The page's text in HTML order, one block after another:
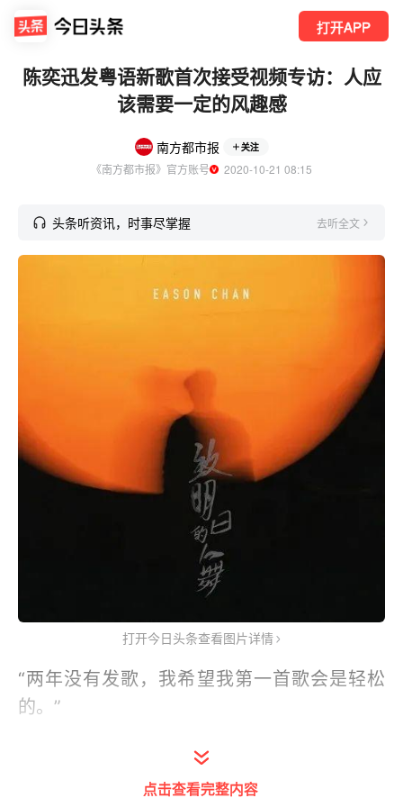
打开APP
陈奕迅发粤语新歌首次接受视频专访：人应
该需要一定的风趣感
南方都市报 关注
《南方都市报》官方账号
  2020-10-21 08:15
头条听资讯，时事尽掌握 去听全文
打开今日头条查看图片详情
“两年没有发歌，我希望我第一首歌会是轻松
的。”
时隔两年，陈奕迅推出粤语新歌《致明日的
点击查看完整内容